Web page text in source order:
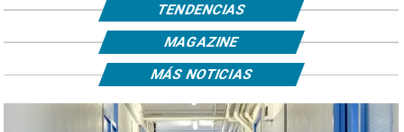
TENDENCIAS
MAGAZINE
MÁS NOTICIAS